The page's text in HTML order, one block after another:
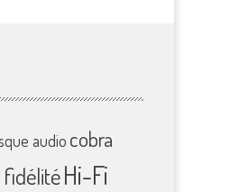
audio cobra
fidélitéHi-Fi